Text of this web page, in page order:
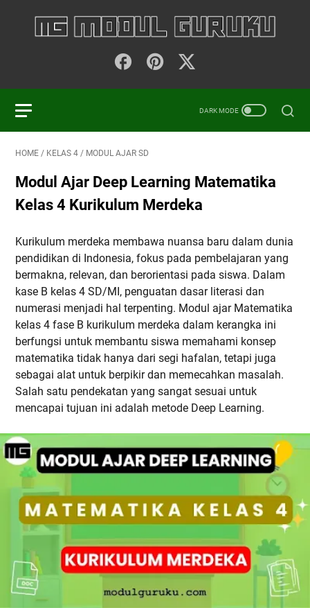
HOME / KELAS 4 / MODUL AJAR SD
Modul Ajar Deep Learning Matematika
Kelas 4 Kurikulum Merdeka
Kurikulum merdeka membawa nuansa baru dalam dunia
pendidikan di Indonesia, fokus pada pembelajaran yang
bermakna, relevan, dan berorientasi pada siswa. Dalam
kase B kelas 4 SD/MI, penguatan dasar literasi dan
numerasi menjadi hal terpenting. Modul ajar Matematika
kelas 4 fase B kurikulum merdeka dalam kerangka ini
berfungsi untuk membantu siswa memahami konsep
matematika tidak hanya dari segi hafalan, tetapi juga
sebagai alat untuk berpikir dan memecahkan masalah.
Salah satu pendekatan yang sangat sesuai untuk
mencapai tujuan ini adalah metode Deep Learning.